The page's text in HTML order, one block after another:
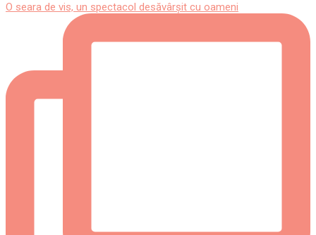
O seara de vis, un spectacol desăvârșit cu oameni